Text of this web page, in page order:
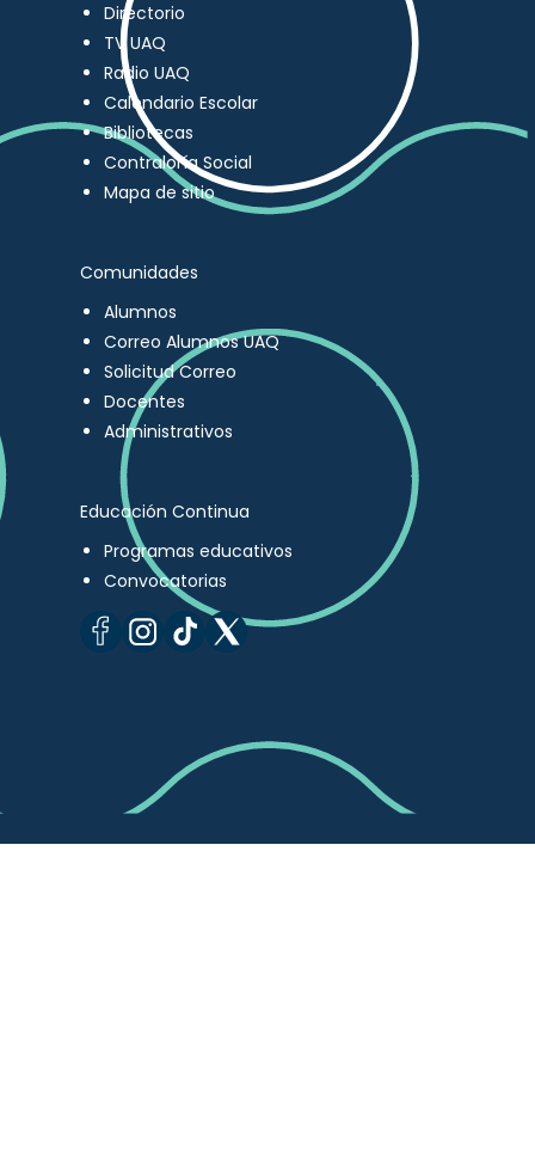
Directorio
TV UAQ
Radio UAQ
Calendario Escolar
Bibliotecas
Contraloría Social
Mapa de sitio
Comunidades
Alumnos
Correo Alumnos UAQ
Solicitud Correo
Docentes
Administrativos
Educación Continua
Programas educativos
Convocatorias